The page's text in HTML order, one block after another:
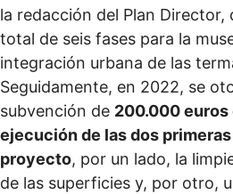
la redacción del Plan Director,
total de seis fases para la
integración urbana de las
Seguidamente, en 2022, se
subvención de 200.000 euros
ejecución de las dos
proyecto, por un lado, la
de las superficies y, por otro,